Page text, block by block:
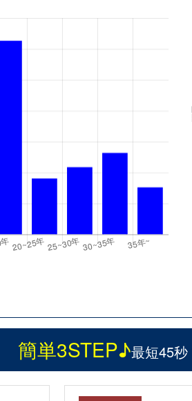
簡単3STEP♪最短45秒